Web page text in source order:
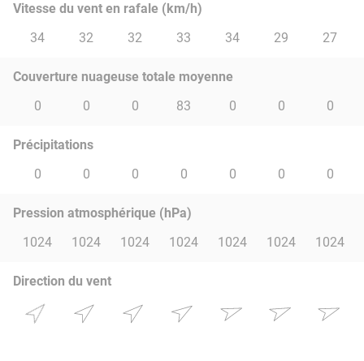
Vitesse du vent en rafale (km/h)
34
32 32 33 34 29 27
Couverture nuageuse totale moyenne
0
0 0 83 0 0 0
Précipitations
0
0 0 0 0 0 0
Pression atmosphérique (hPa)
1024
1024 1024 1024 1024 1024 1024
Direction du vent